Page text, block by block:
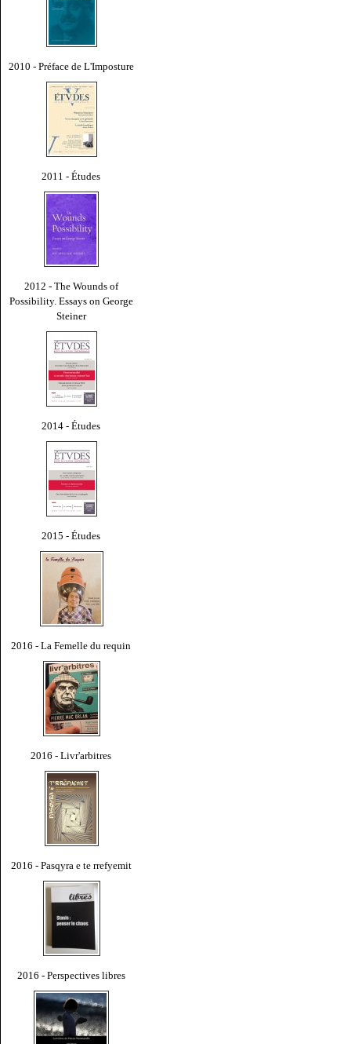
2010 - Préface de L'Imposture
2011 - Études
2012 - The Wounds of
Possibility. Essays on George
Steiner
2014 - Études
2015 - Études
2016 - La Femelle du requin
2016 - Livr'arbitres
2016 - Pasqyra e te rrefyemit
2016 - Perspectives libres